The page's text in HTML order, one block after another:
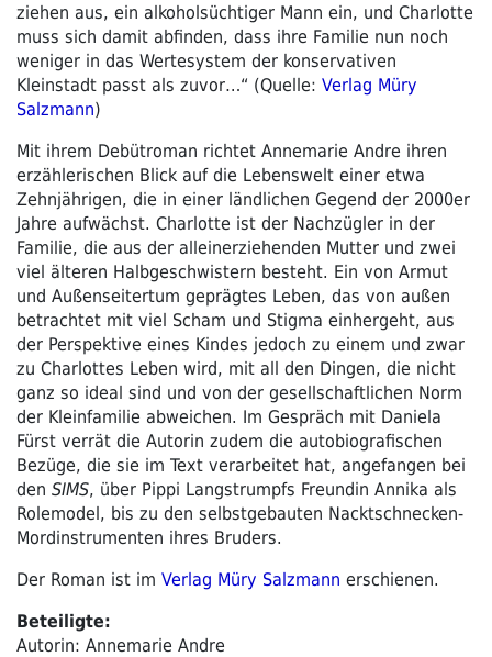
ziehen aus, ein alkoholsüchtiger Mann ein, und Charlotte
muss sich damit abfinden, dass ihre Familie nun noch
weniger in das Wertesystem der konservativen
Kleinstadt passt als zuvor…“ (Quelle: Verlag Müry
Salzmann)
Mit ihrem Debütroman richtet Annemarie Andre ihren
erzählerischen Blick auf die Lebenswelt einer etwa
Zehnjährigen, die in einer ländlichen Gegend der 2000er
Jahre aufwächst. Charlotte ist der Nachzügler in der
Familie, die aus der alleinerziehenden Mutter und zwei
viel älteren Halbgeschwistern besteht. Ein von Armut
und Außenseitertum geprägtes Leben, das von außen
betrachtet mit viel Scham und Stigma einhergeht, aus
der Perspektive eines Kindes jedoch zu einem und zwar
zu Charlottes Leben wird, mit all den Dingen, die nicht
ganz so ideal sind und von der gesellschaftlichen Norm
der Kleinfamilie abweichen. Im Gespräch mit Daniela
Fürst verrät die Autorin zudem die autobiografischen
Bezüge, die sie im Text verarbeitet hat, angefangen bei
den SIMS, über Pippi Langstrumpfs Freundin Annika als
Rolemodel, bis zu den selbstgebauten Nacktschnecken-
Mordinstrumenten ihres Bruders.
Der Roman ist im Verlag Müry Salzmann erschienen.
Beteiligte:
Autorin: Annemarie Andre